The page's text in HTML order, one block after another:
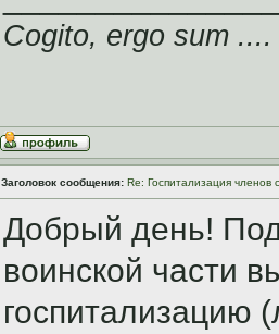
Cogito, ergo sum ....
Заголовок сообщения: Re: Госпитализация членов
Добрый день!
воинской части
госпитализацию